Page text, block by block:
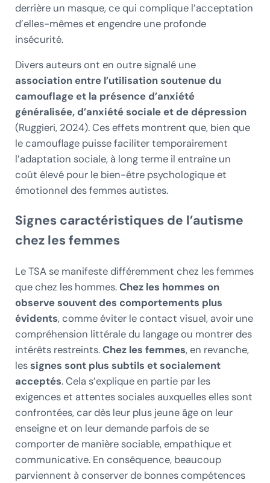
derrière un masque, ce qui complique l’acceptation
d’elles-mêmes et engendre une profonde
insécurité.
Divers auteurs ont en outre signalé une
association entre l’utilisation soutenue du
camouflage et la présence d’anxiété
généralisée, d’anxiété sociale et de dépression
(Ruggieri, 2024). Ces effets montrent que, bien que
le camouflage puisse faciliter temporairement
l’adaptation sociale, à long terme il entraîne un
coût élevé pour le bien-être psychologique et
émotionnel des femmes autistes.
Signes caractéristiques de l’autisme
chez les femmes
Le TSA se manifeste différemment chez les femmes
que chez les hommes.Chez les hommes on
observe souvent des comportements plus
évidents, comme éviter le contact visuel, avoir une
compréhension littérale du langage ou montrer des
intérêts restreints.Chez les femmes, en revanche,
lessignes sont plus subtils et socialement
acceptés. Cela s’explique en partie par les
exigences et attentes sociales auxquelles elles sont
confrontées, car dès leur plus jeune âge on leur
enseigne et on leur demande parfois de se
comporter de manière sociable, empathique et
communicative. En conséquence, beaucoup
parviennent à conserver de bonnes compétences